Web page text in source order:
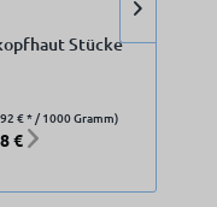
Stücke
€ * / 1000 Gramm)
€